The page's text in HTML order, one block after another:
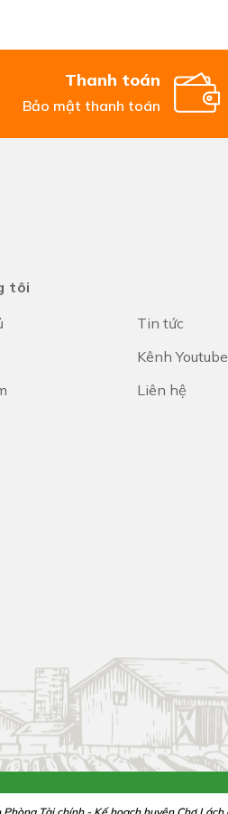
Thanh toán
Bảo mật thanh toán
tôi
Tin tức
Kênh Youtube
Liên hệ